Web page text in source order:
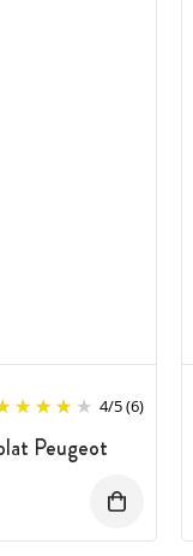
4/5(6)
Peugeot